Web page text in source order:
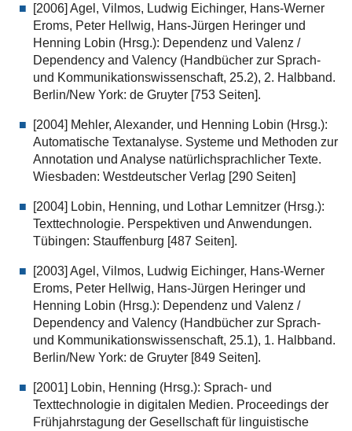
[2006] Agel, Vilmos, Ludwig Eichinger, Hans-Werner
Eroms, Peter Hellwig, Hans-Jürgen Heringer und
Henning Lobin (Hrsg.): Dependenz und Valenz /
Dependency and Valency (Handbücher zur Sprach-
und Kommunikationswissenschaft, 25.2), 2. Halbband.
Berlin/New York: de Gruyter [753 Seiten].
[2004] Mehler, Alexander, und Henning Lobin (Hrsg.):
Automatische Textanalyse. Systeme und Methoden zur
Annotation und Analyse natürlichsprachlicher Texte.
Wiesbaden: Westdeutscher Verlag [290 Seiten]
[2004] Lobin, Henning, und Lothar Lemnitzer (Hrsg.):
Texttechnologie. Perspektiven und Anwendungen.
Tübingen: Stauffenburg [487 Seiten].
[2003] Agel, Vilmos, Ludwig Eichinger, Hans-Werner
Eroms, Peter Hellwig, Hans-Jürgen Heringer und
Henning Lobin (Hrsg.): Dependenz und Valenz /
Dependency and Valency (Handbücher zur Sprach-
und Kommunikationswissenschaft, 25.1), 1. Halbband.
Berlin/New York: de Gruyter [849 Seiten].
[2001] Lobin, Henning (Hrsg.): Sprach- und
Texttechnologie in digitalen Medien. Proceedings der
Frühjahrstagung der Gesellschaft für linguistische